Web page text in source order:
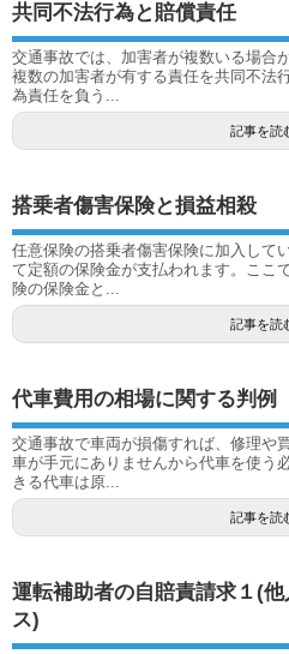
共同不法行為と賠償責任
交通事故では、加害者が複数いる場合
複数の加害者が有する責任を共同不法
為責任を負う...
記事を読
搭乗者傷害保険と損益相殺
任意保険の搭乗者傷害保険に加入して
て定額の保険金が支払われます。ここ
険の保険金と...
記事を読
代車費用の相場に関する判例
交通事故で車両が損傷すれば、修理や
車が手元にありませんから代車を使う
きる代車は原...
記事を読
運転補助者の自賠責請求１(
ス)